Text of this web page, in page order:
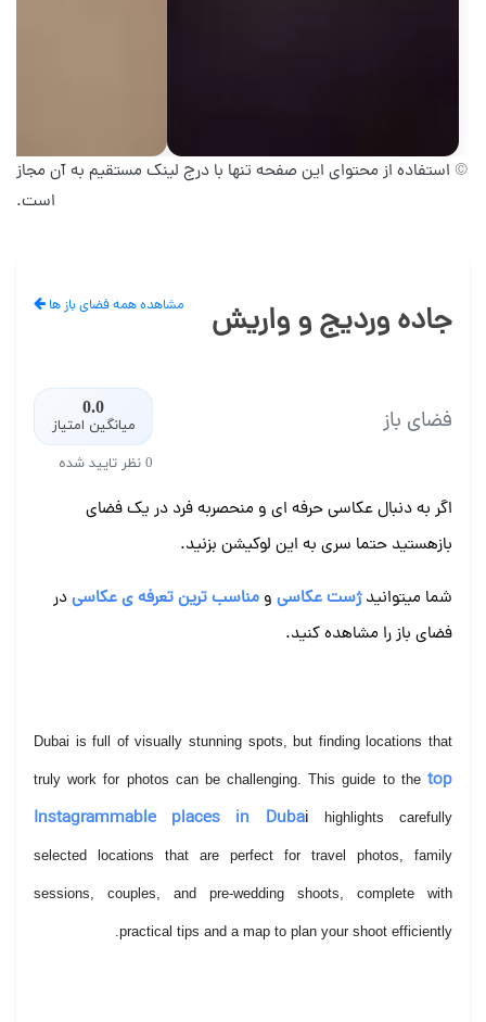
© استفاده از محتوای این صفحه تنها با درج لینک مستقیم به آن مجاز
است.
جاده وردیج و واریش مشاهده همه فضای باز ها
فضای باز 0.0
میانگین امتیاز
0 نظر تایید شده
اگر به دنبال عکاسی حرفه ای و منحصربه فرد در یک فضای
بازهستید حتما سری به این لوکیشن بزنید.
شما میتوانیدژست عکاسی و مناسب ترین تعرفه ی عکاسیدر
فضای باز را مشاهده کنید.
Dubai is full of visually stunning spots, but finding locations that
truly work for photos can be challenging. This guide to the top
Instagrammable places in Dubai highlights carefully
selected locations that are perfect for travel photos, family
sessions, couples, and pre-wedding shoots, complete with
practical tips and a map to plan your shoot efficiently.